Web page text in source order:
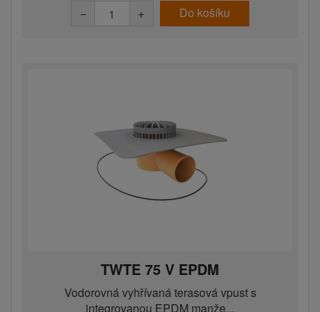
− + Do košíku
TWTE 75 V EPDM
Vodorovná vyhřívaná terasová vpust s
integrovanou EPDM manže...